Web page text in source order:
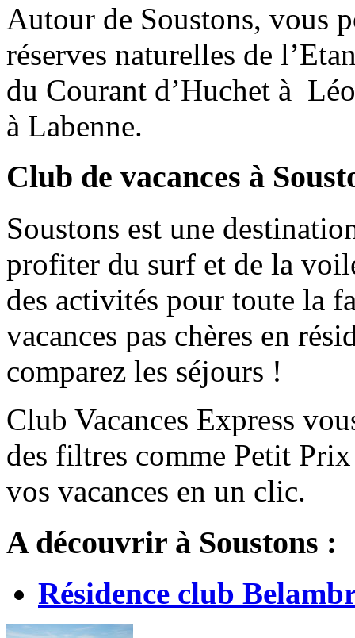
Autour de Soustons, vous
réserves naturelles de
du Courant d’Huchet à
à Labenne.
Club de vacances à
Soustons est une
profiter du surf et de la
des activités pour toute la
vacances pas chères en
comparez les séjours !
Club Vacances Express
des filtres comme Petit
vos vacances en un clic.
A découvrir à Soustons :
Résidence club